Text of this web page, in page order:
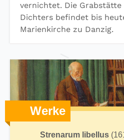
vernichtet. Die Grabstätte
Dichters befindet bis
Marienkirche zu Danzig.
Werke
Strenarum libellus